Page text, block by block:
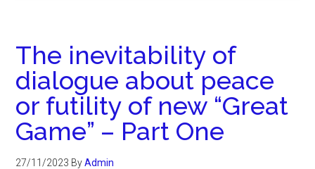
The inevitability of
dialogue about peace
or futility of new “Great
Game” – Part One
27/11/2023 ByAdmin